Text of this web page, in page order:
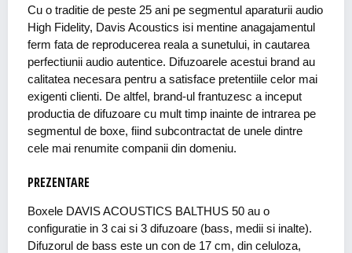
Cu o traditie de peste 25 ani pe segmentul aparaturii audio
High Fidelity, Davis Acoustics isi mentine anagajamentul
ferm fata de reproducerea reala a sunetului, in cautarea
perfectiunii audio autentice. Difuzoarele acestui brand au
calitatea necesara pentru a satisface pretentiile celor mai
exigenti clienti. De altfel, brand-ul frantuzesc a inceput
productia de difuzoare cu mult timp inainte de intrarea pe
segmentul de boxe, fiind subcontractat de unele dintre
cele mai renumite companii din domeniu.
PREZENTARE
Boxele DAVIS ACOUSTICS BALTHUS 50 au o
configuratie in 3 cai si 3 difuzoare (bass, medii si inalte).
Difuzorul de bass este un con de 17 cm, din celuloza,